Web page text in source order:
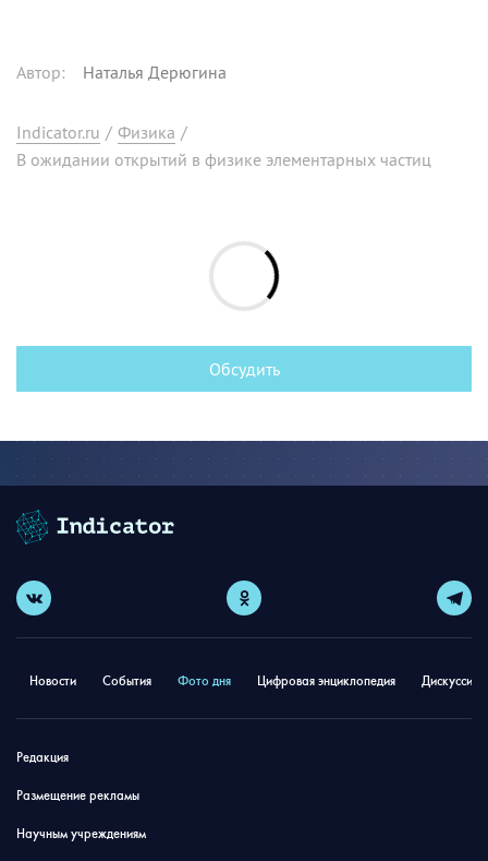
Автор: Наталья Дерюгина
Indicator.ru / Физика /
В ожидании открытий в физике элементарных частиц
Обсудить
Новости События Фото дня Цифровая энциклопедия
Редакция
Размещение рекламы
Научным учреждениям